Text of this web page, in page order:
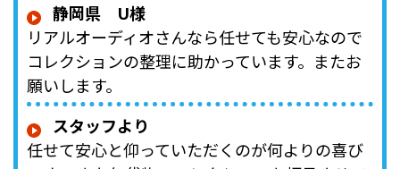
静岡県 U様
リアルオーディオさんなら任せても安心なので
コレクションの整理に助かっています。またお
願いします。
スタッフより
任せて安心と仰っていただくのが何よりの喜び